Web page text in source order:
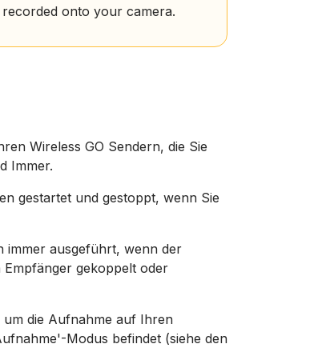
onto your camera.
Wireless GO Sendern, die Sie
Immer.
gestartet und gestoppt, wenn Sie
immer ausgeführt, wenn der
Empfänger gekoppelt oder
die Aufnahme auf Ihren
Modus befindet (siehe den